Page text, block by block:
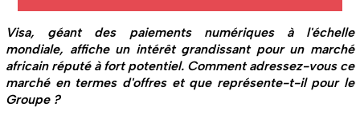
Visa, géant des paiements numériques à l'échelle
mondiale, affiche un intérêt grandissant pour un marché
africain réputé à fort potentiel. Comment adressez-vous ce
marché en termes d'offres et que représente-t-il pour le
Groupe ?